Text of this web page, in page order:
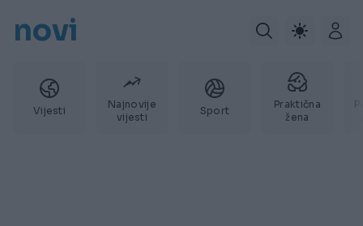
novi
Vijesti
Najnovije
vijesti
Sport
Praktična
žena